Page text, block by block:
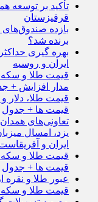
تأکید بر توسعه
قرقیزستان
بازده
برنده شد؟
بهره گیری
ایران و روسیه
مدار افزایش +
قیمت ها + جدول
تعاونی‌های همدان ۱۹ هزار فرصت شغلی ایجاد کرده‌اند
یزد، امسال
ایران و
قیمت ها + جدول
عبور طلا و
قیمت طلا و سکه